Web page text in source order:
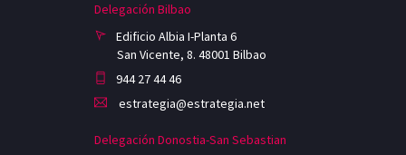
Delegación Bilbao
Edificio Albia I-Planta 6
San Vicente, 8. 48001 Bilbao
944 27 44 46
estrategia@estrategia.net
Delegación Donostia-San Sebastian